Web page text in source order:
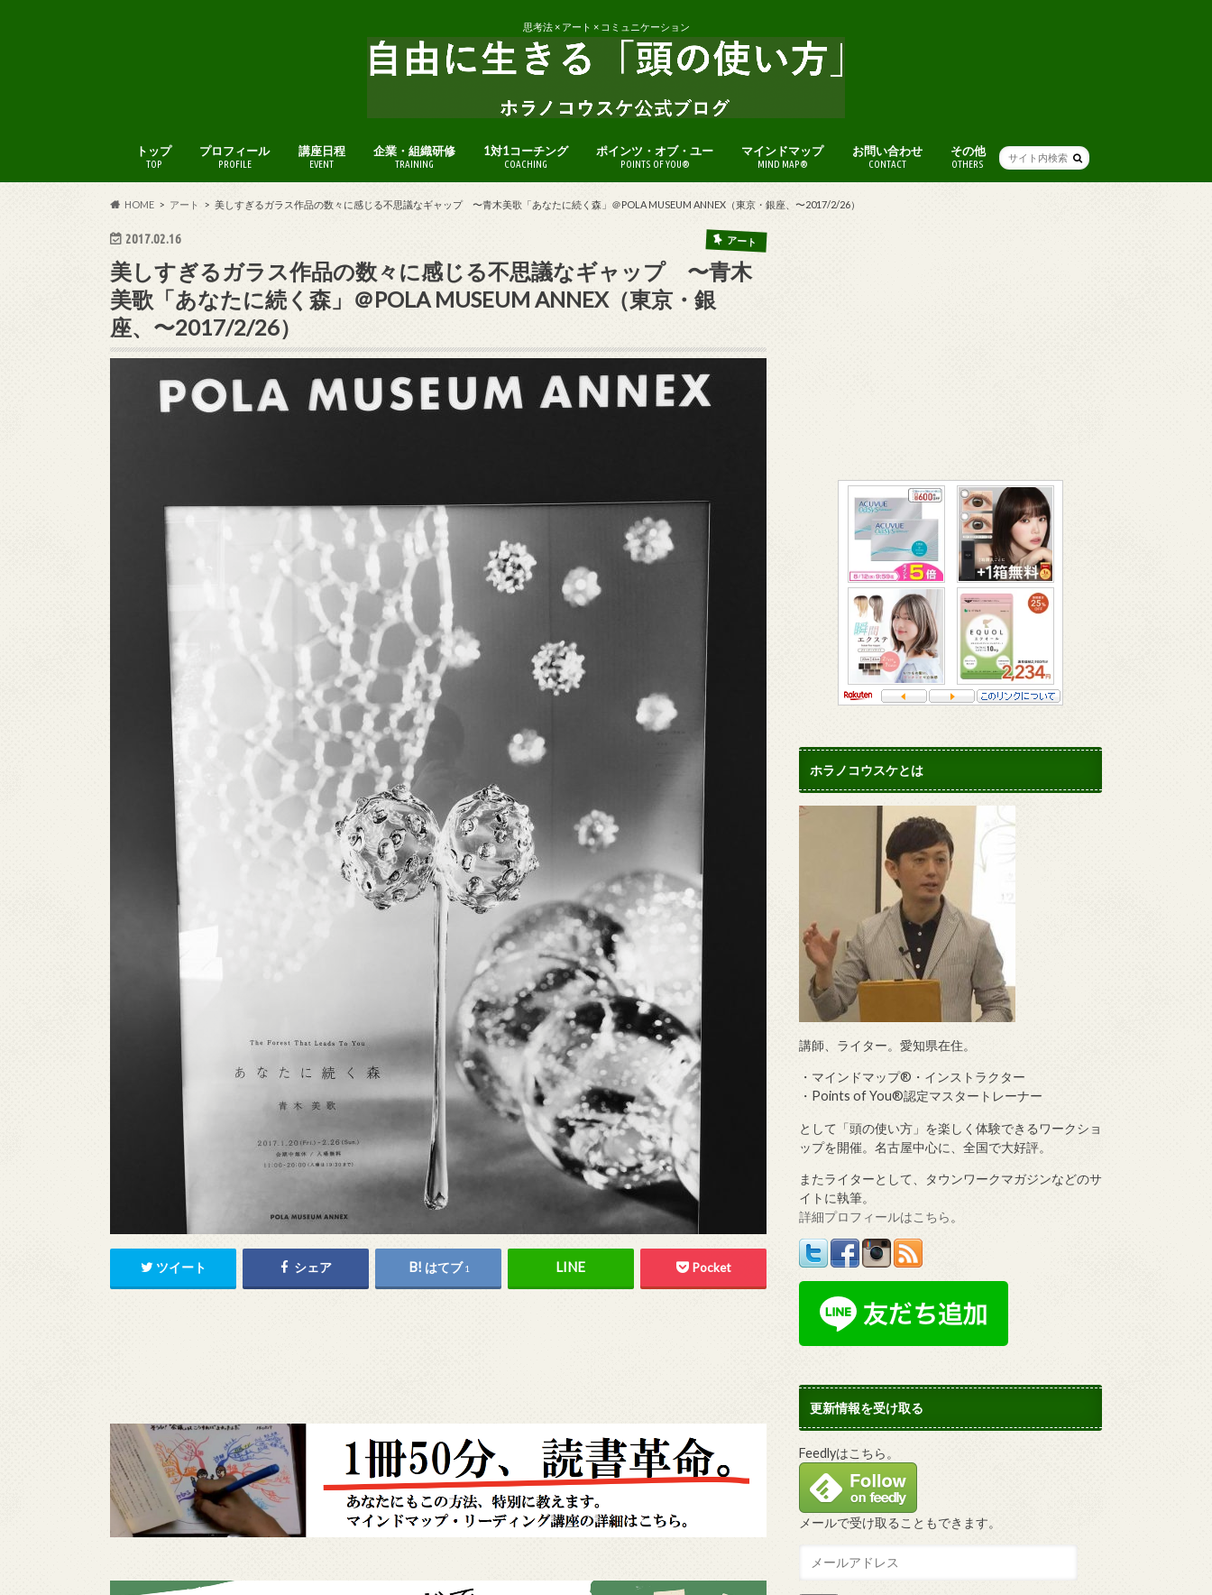
思考法 × アート × コミュニケーション
トップ
TOP
プロフィール
PROFILE
講座日程
EVENT
企業・組織研修
TRAINING
1対1コーチング
COACHING
ポインツ・オブ・ユー
POINTS OF YOU®
マインドマップ
MIND MAP®
お問い合わせ
CONTACT
その他
OTHERS
HOME アート 美しすぎるガラス作品の数々に感じる不思議なギャップ 〜青木美歌「あなたに続く森」＠POLA MUSEUM ANNEX（東京・銀座、〜2017/2/26）
2017.02.16 アート
美しすぎるガラス作品の数々に感じる不思議なギャップ 〜青木
美歌「あなたに続く森」＠POLA MUSEUM ANNEX（東京・銀
座、〜2017/2/26）
ツイート シェア はてブ 1 Pocket
ホラノコウスケとは
講師、ライター。愛知県在住。
・マインドマップ®・インストラクター
・Points of You®認定マスタートレーナー
として「頭の使い方」を楽しく体験できるワークショ
ップを開催。名古屋中心に、全国で大好評。
またライターとして、タウンワークマガジンなどのサ
イトに執筆。
詳細プロフィールはこちら 。
更新情報を受け取る
Feedlyはこちら。
メールで受け取ることもできます。